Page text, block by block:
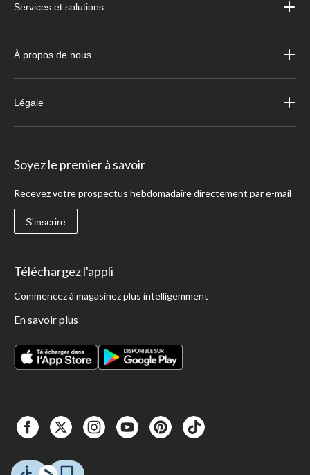
Services et solutions
À propos de nous
Légale
Soyez le premier à savoir
Recevez votre prospectus hebdomadaire directement par e-mail
S'inscrire
Téléchargez l'appli
Commencez à magasinez plus intelligemment
En savoir plus